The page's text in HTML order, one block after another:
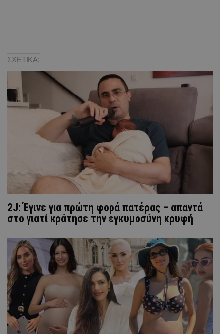
ΣΧΕΤΙΚΑ:
2J: Έγινε για πρώτη φορά πατέρας – απαντά
στο γιατί κράτησε την εγκυμοσύνη κρυφή